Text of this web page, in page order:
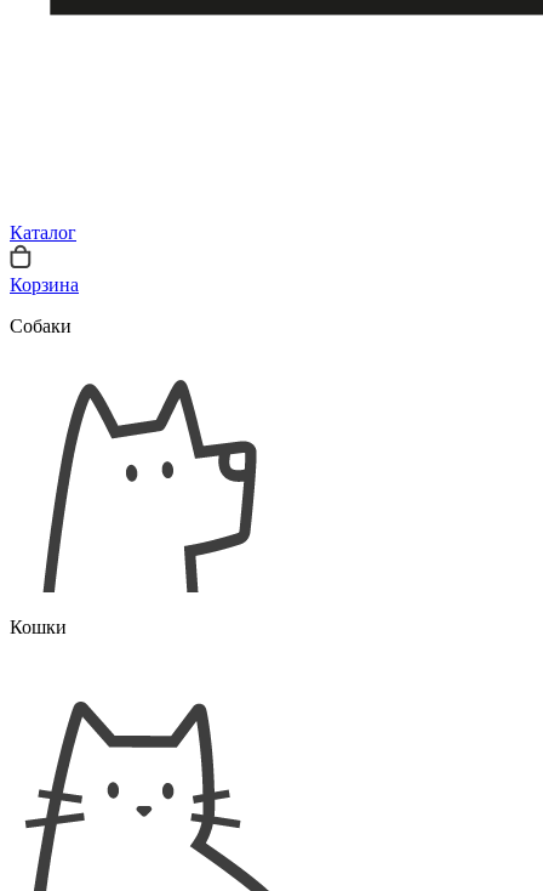
Каталог
Корзина
Собаки
Кошки